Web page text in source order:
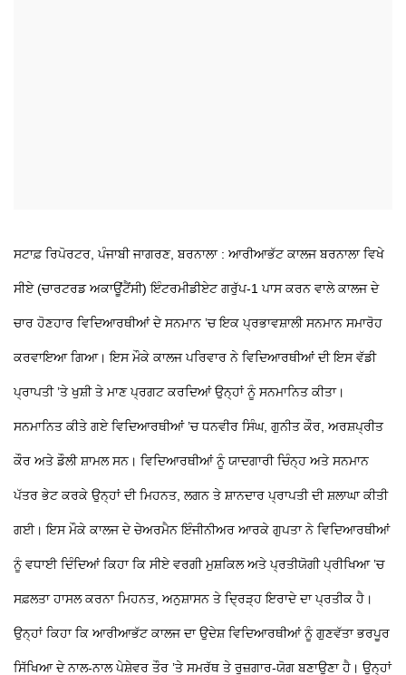
ਸਟਾਫ਼ ਰਿਪੋਰਟਰ, ਪੰਜਾਬੀ ਜਾਗਰਣ, ਬਰਨਾਲਾ : ਆਰੀਆਭੱਟ ਕਾਲਜ ਬਰਨਾਲਾ ਵਿਖੇ
ਸੀਏ (ਚਾਰਟਰਡ ਅਕਾਊਂਟੈਂਸੀ) ਇੰਟਰਮੀਡੀਏਟ ਗਰੁੱਪ-1 ਪਾਸ ਕਰਨ ਵਾਲੇ ਕਾਲਜ ਦੇ
ਚਾਰ ਹੋਣਹਾਰ ਵਿਦਿਆਰਥੀਆਂ ਦੇ ਸਨਮਾਨ ’ਚ ਇਕ ਪ੍ਰਭਾਵਸ਼ਾਲੀ ਸਨਮਾਨ ਸਮਾਰੋਹ
ਕਰਵਾਇਆ ਗਿਆ। ਇਸ ਮੌਕੇ ਕਾਲਜ ਪਰਿਵਾਰ ਨੇ ਵਿਦਿਆਰਥੀਆਂ ਦੀ ਇਸ ਵੱਡੀ
ਪ੍ਰਾਪਤੀ ’ਤੇ ਖੁਸ਼ੀ ਤੇ ਮਾਣ ਪ੍ਰਗਟ ਕਰਦਿਆਂ ਉਨ੍ਹਾਂ ਨੂੰ ਸਨਮਾਨਿਤ ਕੀਤਾ।
ਸਨਮਾਨਿਤ ਕੀਤੇ ਗਏ ਵਿਦਿਆਰਥੀਆਂ ’ਚ ਧਨਵੀਰ ਸਿੰਘ, ਗੁਨੀਤ ਕੌਰ, ਅਰਸ਼ਪ੍ਰੀਤ
ਕੌਰ ਅਤੇ ਡੌਲੀ ਸ਼ਾਮਲ ਸਨ। ਵਿਦਿਆਰਥੀਆਂ ਨੂੰ ਯਾਦਗਾਰੀ ਚਿੰਨ੍ਹ ਅਤੇ ਸਨਮਾਨ
ਪੱਤਰ ਭੇਟ ਕਰਕੇ ਉਨ੍ਹਾਂ ਦੀ ਮਿਹਨਤ, ਲਗਨ ਤੇ ਸ਼ਾਨਦਾਰ ਪ੍ਰਾਪਤੀ ਦੀ ਸ਼ਲਾਘਾ ਕੀਤੀ
ਗਈ। ਇਸ ਮੌਕੇ ਕਾਲਜ ਦੇ ਚੇਅਰਮੈਨ ਇੰਜੀਨੀਅਰ ਆਰਕੇ ਗੁਪਤਾ ਨੇ ਵਿਦਿਆਰਥੀਆਂ
ਨੂੰ ਵਧਾਈ ਦਿੰਦਿਆਂ ਕਿਹਾ ਕਿ ਸੀਏ ਵਰਗੀ ਮੁਸ਼ਕਿਲ ਅਤੇ ਪ੍ਰਤੀਯੋਗੀ ਪ੍ਰੀਖਿਆ ’ਚ
ਸਫ਼ਲਤਾ ਹਾਸਲ ਕਰਨਾ ਮਿਹਨਤ, ਅਨੁਸ਼ਾਸਨ ਤੇ ਦ੍ਰਿੜ੍ਹ ਇਰਾਦੇ ਦਾ ਪ੍ਰਤੀਕ ਹੈ।
ਉਨ੍ਹਾਂ ਕਿਹਾ ਕਿ ਆਰੀਆਭੱਟ ਕਾਲਜ ਦਾ ਉਦੇਸ਼ ਵਿਦਿਆਰਥੀਆਂ ਨੂੰ ਗੁਣਵੱਤਾ ਭਰਪੂਰ
ਸਿੱਖਿਆ ਦੇ ਨਾਲ-ਨਾਲ ਪੇਸ਼ੇਵਰ ਤੌਰ ’ਤੇ ਸਮਰੱਥ ਤੇ ਰੁਜ਼ਗਾਰ-ਯੋਗ ਬਣਾਉਣਾ ਹੈ। ਉਨ੍ਹਾਂ